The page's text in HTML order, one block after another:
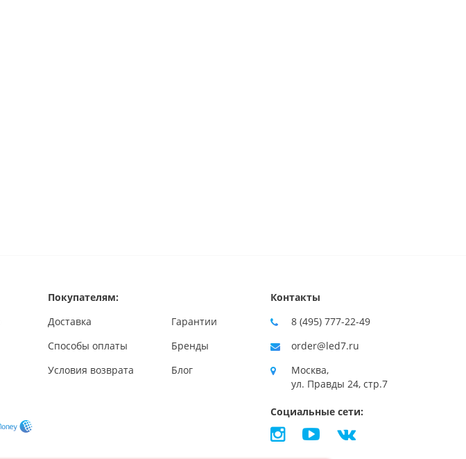
Покупателям:
Доставка
Гарантии
Способы оплаты
Бренды
Условия возврата
Блог
Контакты
8 (495) 777-22-49
order@led7.ru
Москва,
ул. Правды 24, стр.7
Социальные сети: